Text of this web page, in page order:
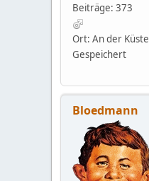
Beiträge: 373
Ort: An der Küste
Gespeichert
Bloedmann